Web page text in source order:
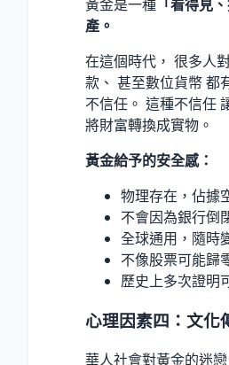
黃金是一種 「看得見
產。
在這個時代， 很多人
款、 甚至數位貨幣 都
不信任。 這種不信任
將財富轉換成實物。
黃金給予的安全感：
物理存在，佔據
不會因為銀行倒
全球通用，隨時
不像股票可能歸
歷史上多次證明
心理因素四：文化
華人社會對黃金的迷